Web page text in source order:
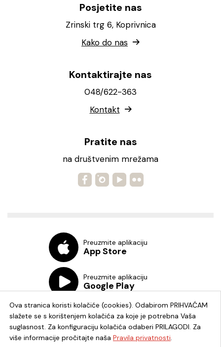
Posjetite nas
Zrinski trg 6, Koprivnica
Kako do nas
Kontaktirajte nas
048/622-363
Kontakt
Pratite nas
na društvenim mrežama
Preuzmite aplikaciju
App Store
Preuzmite aplikaciju
Google Play
Ova stranica koristi kolačiće (cookies). Odabirom PRIHVAĆAM
slažete se s korištenjem kolačića za koje je potrebna Vaša
suglasnost. Za konfiguraciju kolačića odaberi PRILAGODI. Za
više informacije pročitajte naša Pravila privatnosti.